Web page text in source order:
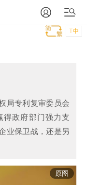
T中
局专利复审委员会
得政府部门强力支
业保卫战，还是另
原图